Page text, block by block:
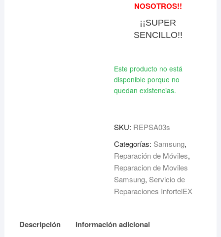
NOSOTROS!!
¡¡SUPER
SENCILLO!!
Este producto no está
disponible porque no
quedan existencias.
SKU: REPSA03s
Categorías: Samsung,
Reparación de Móviles,
Reparacion de Moviles
Samsung, Servicio de
Reparaciones InfortelEX
Descripción
Información adicional